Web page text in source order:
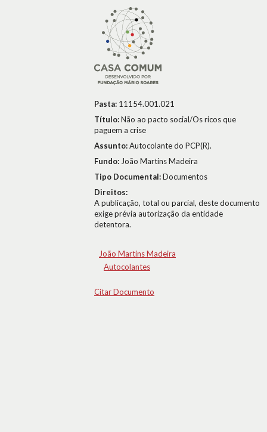
Pasta: 11154.001.021
Título:Não ao pacto social/Os ricos que
paguem a crise
Assunto:Autocolante do PCP(R).
Fundo: João Martins Madeira
Tipo Documental:Documentos
Direitos:
A publicação, total ou parcial, deste documento
exige prévia autorização da entidade
detentora.
João Martins Madeira
Autocolantes
Citar Documento